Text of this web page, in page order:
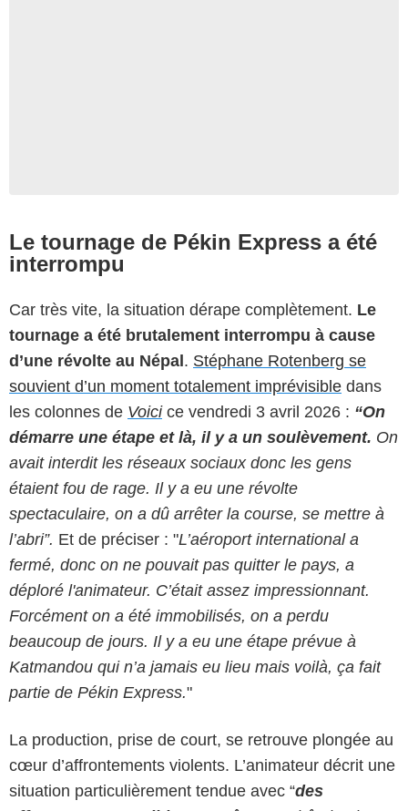
Le tournage de Pékin Express a été
interrompu
Car très vite, la situation dérape complètement. Le
tournage a été brutalement interrompu à cause
d’une révolte au Népal. Stéphane Rotenberg se
souvient d’un moment totalement imprévisible dans
les colonnes de Voicice vendredi 3 avril 2026 : “On
démarre une étape et là, il y a un soulèvement. On
avait interdit les réseaux sociaux donc les gens
étaient fou de rage. Il y a eu une révolte
spectaculaire, on a dû arrêter la course, se mettre à
l’abri”. Et de préciser : "L’aéroport international a
fermé, donc on ne pouvait pas quitter le pays, a
déploré l'animateur. C’était assez impressionnant.
Forcément on a été immobilisés, on a perdu
beaucoup de jours. Il y a eu une étape prévue à
Katmandou qui n’a jamais eu lieu mais voilà, ça fait
partie de Pékin Express."
La production, prise de court, se retrouve plongée au
cœur d’affrontements violents. L’animateur décrit une
situation particulièrement tendue avec “des